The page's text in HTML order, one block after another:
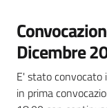
Dicembre
E' stato convocato
in prima